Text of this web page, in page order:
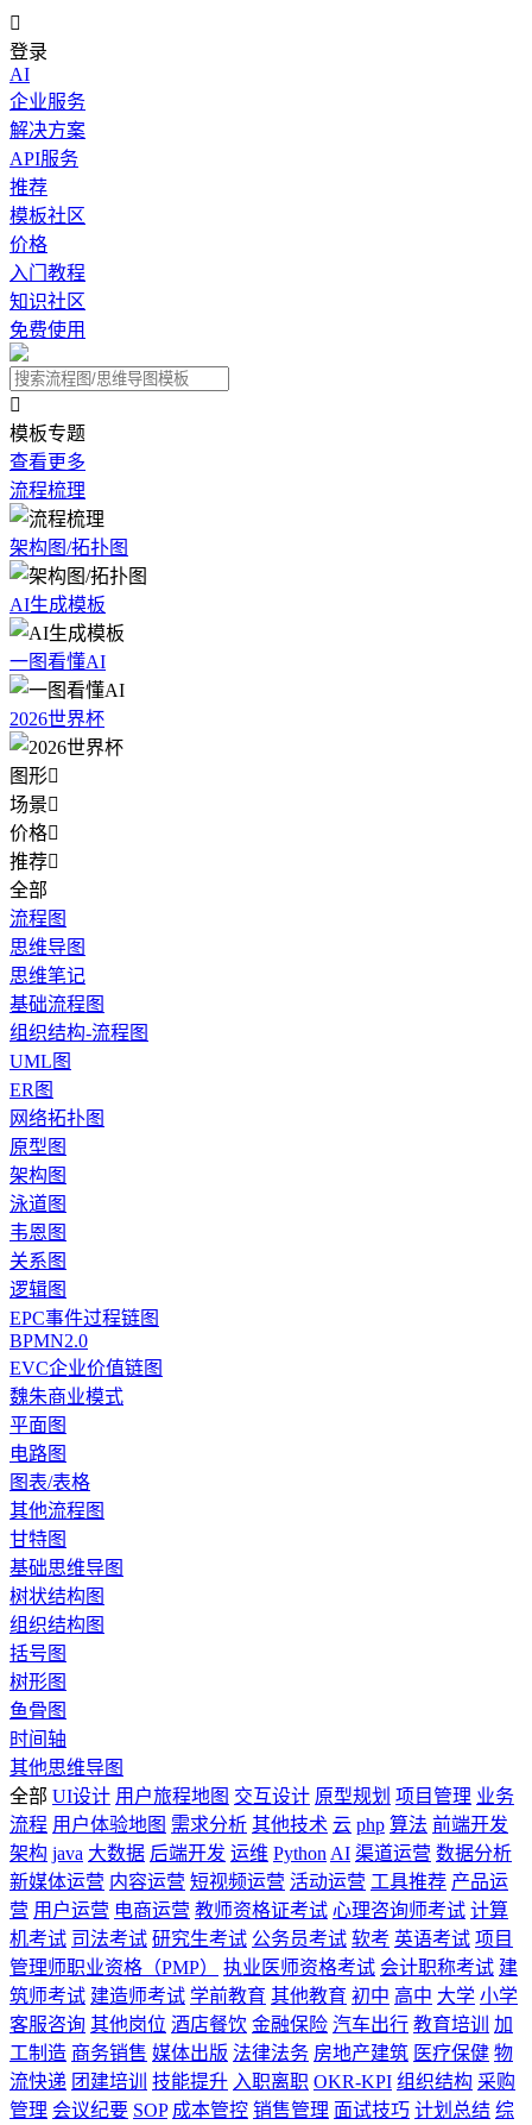

登录
AI
企业服务
解决方案
API服务
推荐
模板社区
价格
入门教程
知识社区
免费使用

模板专题
查看更多
流程梳理
架构图/拓扑图
AI生成模板
一图看懂AI
2026世界杯
图形
场景
价格
推荐
全部
流程图
思维导图
思维笔记
基础流程图
组织结构-流程图
UML图
ER图
网络拓扑图
原型图
架构图
泳道图
韦恩图
关系图
逻辑图
EPC事件过程链图
BPMN2.0
EVC企业价值链图
魏朱商业模式
平面图
电路图
图表/表格
其他流程图
甘特图
基础思维导图
树状结构图
组织结构图
括号图
树形图
鱼骨图
时间轴
其他思维导图
全部 UI设计 用户旅程地图 交互设计 原型规划 项目管理 业务
流程 用户体验地图 需求分析 其他技术 云 php 算法 前端开发
架构 java 大数据 后端开发 运维 Python AI 渠道运营 数据分析
新媒体运营 内容运营 短视频运营 活动运营 工具推荐 产品运
营 用户运营 电商运营 教师资格证考试 心理咨询师考试 计算
机考试 司法考试 研究生考试 公务员考试 软考 英语考试 项目
管理师职业资格（PMP）
执业医师资格考试 会计职称考试 建
筑师考试 建造师考试 学前教育 其他教育 初中 高中 大学 小学
客服咨询 其他岗位 酒店餐饮 金融保险 汽车出行 教育培训
加
工制造 商务销售 媒体出版 法律法务 房地产建筑 医疗保健 物
流快递 团建培训 技能提升 入职离职 OKR-KPI 组织结构 采购
管理 会议纪要 SOP 成本管控 销售管理 面试技巧 计划总结 综